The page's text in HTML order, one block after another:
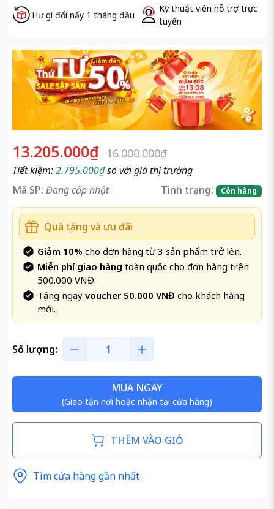
Hư gì đổi nấy 1 tháng đầu
Kỹ thuật viên hỗ trợ trực
tuyến
13.205.000₫ 16.000.000₫
Tiết kiệm:2.795.000₫so với giá thị trường
Mã SP: Đang cập nhật Tình trạng: Còn hàng
Quà tặng và ưu đãi
Giảm 10% cho đơn hàng từ 3 sản phẩm trở lên.
Miễn phí giao hàng toàn quốc cho đơn hàng trên
500.000 VNĐ.
Tặng ngay voucher 50.000 VNĐ cho khách hàng
mới.
Số lượng:
MUA NGAY
(Giao tận nơi hoặc nhận tại cửa hàng)
THÊM VÀO GIỎ
Tìm cửa hàng gần nhất